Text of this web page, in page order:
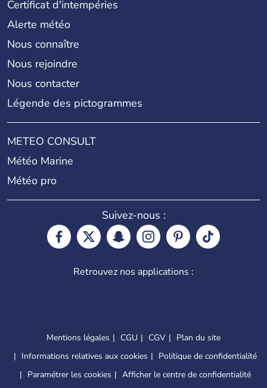
Certificat d'intempéries
Alerte météo
Nous connaître
Nous rejoindre
Nous contacter
Légende des pictogrammes
METEO CONSULT
Météo Marine
Météo pro
Suivez-nous :
Retrouvez nos applications :
Mentions légales CGU CGV
Plan du site
Informations relatives aux cookies
Politique de confidentialité
Paramétrer les cookies
Afficher le centre de confidentialité